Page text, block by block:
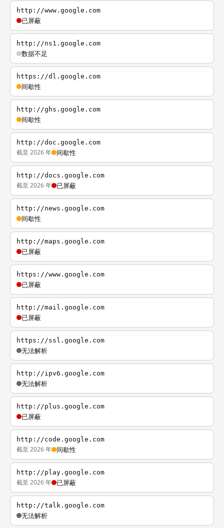
http://www.google.com
已屏蔽
http://ns1.google.com
数据不足
https://dl.google.com
间歇性
http://ghs.google.com
间歇性
http://doc.google.com
截至 2026 年 间歇性
http://docs.google.com
截至 2026 年 已屏蔽
http://news.google.com
间歇性
http://maps.google.com
已屏蔽
https://www.google.com
已屏蔽
http://mail.google.com
已屏蔽
https://ssl.google.com
无法解析
http://ipv6.google.com
无法解析
http://plus.google.com
已屏蔽
http://code.google.com
截至 2026 年 间歇性
http://play.google.com
截至 2026 年 已屏蔽
http://talk.google.com
无法解析